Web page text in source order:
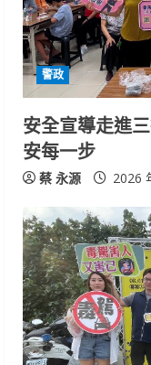
警政
安全宣導走進
安每一步
蔡 永源 2026